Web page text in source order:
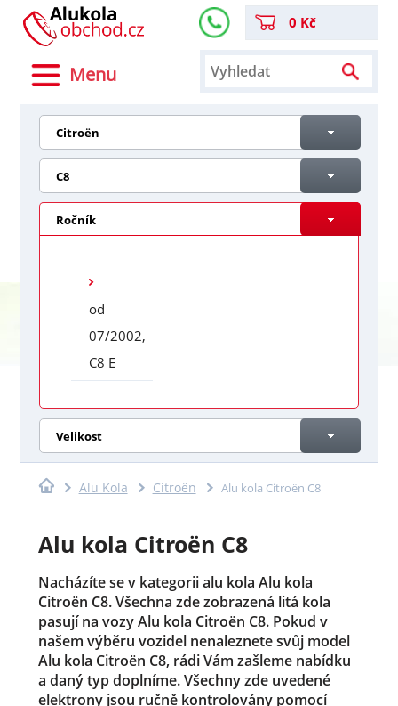
Menu
0 Kč
Citroën
C8
Ročník
od
07/2002,
C8 E
Velikost
Alu Kola Citroën Alu kola Citroën C8
Alu kola Citroën C8
Nacházíte se v kategorii alu kola Alu kola
Citroën C8. Všechna zde zobrazená litá kola
pasují na vozy Alu kola Citroën C8. Pokud v
našem výběru vozidel nenaleznete svůj model
Alu kola Citroën C8, rádi Vám zašleme nabídku
a daný typ doplníme. Všechny zde uvedené
elektrony jsou ručně kontrolovány pomocí